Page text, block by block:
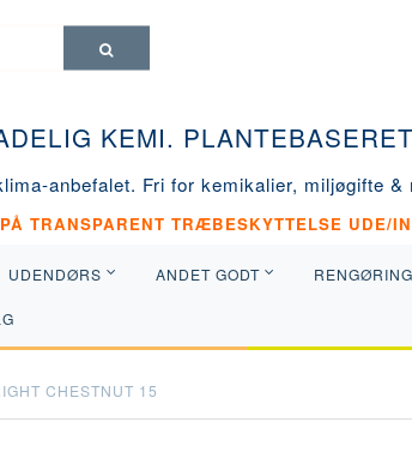
KEMI.
anbefalet. Fri for kemikalier, miljøgifte
TRANSPARENT TRÆBESKYTTELSE UDE/
UDENDØRS ANDET GODT RENGØRING
CHESTNUT 15